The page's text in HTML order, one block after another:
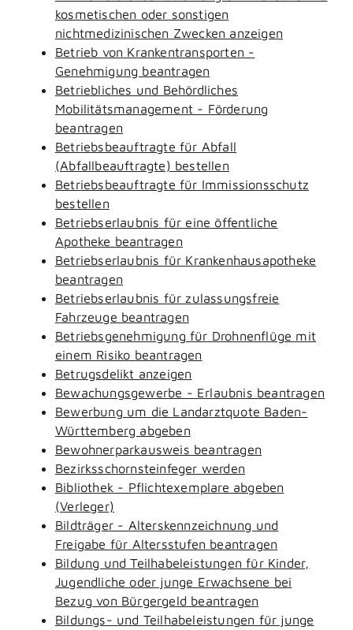
kosmetischen oder sonstigen
nichtmedizinischen Zwecken anzeigen
Betrieb von Krankentransporten -
Genehmigung beantragen
Betriebliches und Behördliches
Mobilitätsmanagement - Förderung
beantragen
Betriebsbeauftragte für Abfall
(Abfallbeauftragte) bestellen
Betriebsbeauftragte für Immissionsschutz
bestellen
Betriebserlaubnis für eine öffentliche
Apotheke beantragen
Betriebserlaubnis für Krankenhausapotheke
beantragen
Betriebserlaubnis für zulassungsfreie
Fahrzeuge beantragen
Betriebsgenehmigung für Drohnenflüge mit
einem Risiko beantragen
Betrugsdelikt anzeigen
Bewachungsgewerbe - Erlaubnis beantragen
Bewerbung um die Landarztquote Baden-
Württemberg abgeben
Bewohnerparkausweis beantragen
Bezirksschornsteinfeger werden
Bibliothek - Pflichtexemplare abgeben
(Verleger)
Bildträger - Alterskennzeichnung und
Freigabe für Altersstufen beantragen
Bildung und Teilhabeleistungen für Kinder,
Jugendliche oder junge Erwachsene bei
Bezug von Bürgergeld beantragen
Bildungs- und Teilhabeleistungen für junge